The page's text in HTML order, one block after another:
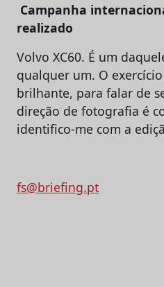
Campanha
realizado
Volvo XC60. É um
qualquer um. O
brilhante, para falar de
direção de fotografia é
identifico-me com a
fs@briefing.pt